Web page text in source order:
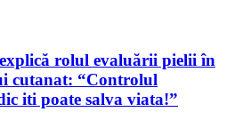
rolul evaluării pielii în
cutanat: “Controlul
iti poate salva viata!”